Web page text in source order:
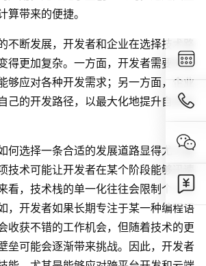
算带来的便捷。
不断发展，开发者和企业在选择技术路
得更加复杂。一方面，开发者需要掌握
够应对各种开发需求；另一方面，企业
己的开发路径，以最大化地提升自身的
何选择一条合适的发展道路显得尤为重
技术可能让开发者在某个阶段能够迅速
看，技术栈的单一化往往会限制个人职
，开发者如果长期专注于某一种编程语
收获不错的工作机会，但随着技术的更
垒可能会逐渐带来挑战。因此，开发者